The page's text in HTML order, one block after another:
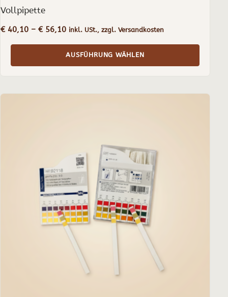
Vollpipette
€40,10 – €56,10Preisspanne:
bis
€ 56,10
inkl. USt., zzgl. Versandkosten
AUSFÜHRUNG WÄHLEN